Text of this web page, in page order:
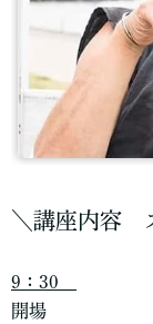
＼講座内容
9：30
開場